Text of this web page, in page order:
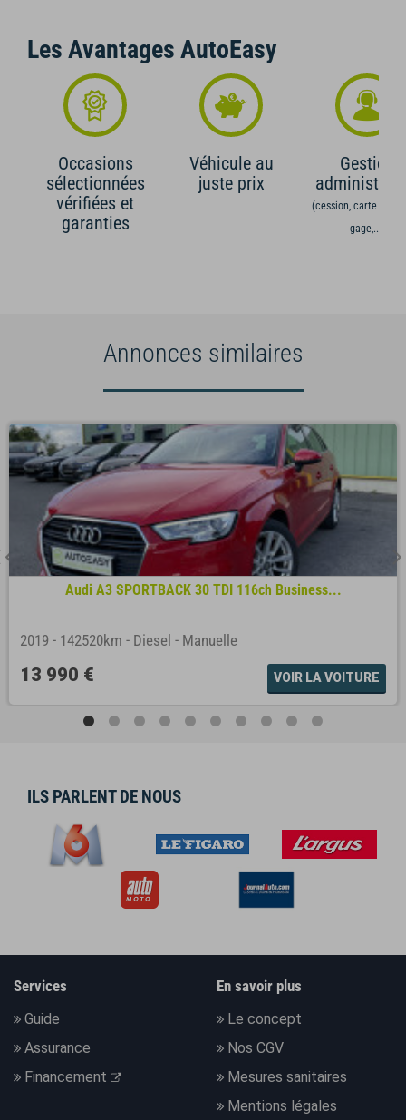
Les Avantages AutoEasy
Occasions
sélectionnées
vérifiées et
garanties
Véhicule au
juste prix
Gestion
(cession, carte grise,
gage,...)
Annonces similaires
Audi A3 SPORTBACK 30 TDI 116ch Business...
2019 - 142520km - Diesel - Manuelle
13 990 € VOIR LA VOITURE
ILS PARLENT DE NOUS
Services
Guide
Assurance
Financement
En savoir plus
Le concept
Nos CGV
Mesures sanitaires
Mentions légales